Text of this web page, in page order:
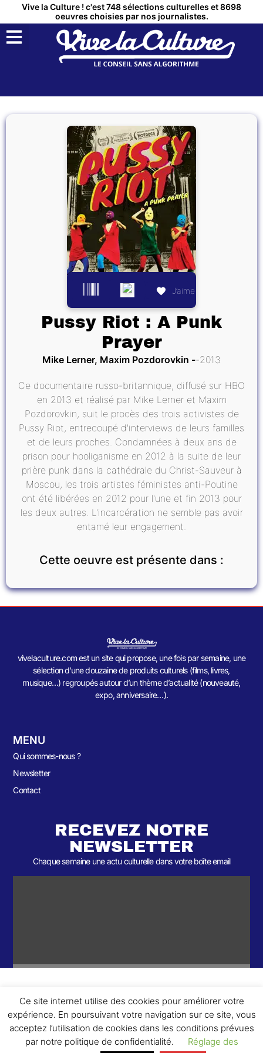
Vive la Culture ! c'est 748 sélections culturelles et 8698
oeuvres choisies par nos journalistes.
J’aime
Pussy Riot : A Punk
Prayer
Mike Lerner, Maxim Pozdorovkin 2013
Ce documentaire russo-britannique, diffusé sur HBO
en 2013 et réalisé par Mike Lerner et Maxim
Pozdorovkin, suit le procès des trois activistes de
Pussy Riot, entrecoupé d'interviews de leurs familles
et de leurs proches. Condamnées à deux ans de
prison pour hooliganisme en 2012 à la suite de leur
prière punk dans la cathédrale du Christ-Sauveur à
Moscou, les trois artistes féministes anti-Poutine
ont été libérées en 2012 pour l'une et fin 2013 pour
les deux autres. L'incarcération ne semble pas avoir
entamé leur engagement.
Cette oeuvre est présente dans :
vivelaculture.com est un site qui propose, une fois par semaine, une
sélection d’une douzaine de produits culturels (films, livres,
musique…) regroupés autour d’un thème d’actualité (nouveauté,
expo, anniversaire…).
MENU
Qui sommes-nous ?
Newsletter
Contact
RECEVEZ NOTRE
NEWSLETTER
Chaque semaine une actu culturelle dans votre boîte email
© 2026- Une collaboration 2 ème Round et Yellowpoly. Tous droits
réservés.
Ce site internet utilise des cookies pour améliorer votre
expérience. En poursuivant votre navigation sur ce site, vous
acceptez l’utilisation de cookies dans les conditions prévues
par notre politique de confidentialité.
Réglage des